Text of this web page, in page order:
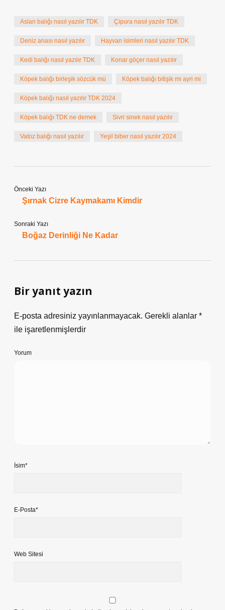
Aslan balığı nasıl yazılır TDK Çipura nasıl yazılır TDK
Deniz anası nasıl yazılır Hayvan isimleri nasıl yazılır TDK
Kedi balığı nasıl yazılır TDK Konar göçer nasıl yazılır
Köpek balığı birleşik sözcük mü Köpek balığı bitişik mi ayri mi
Köpek balığı nasıl yazılır TDK 2024
Köpek balığı TDK ne demek Sivri sinek nasıl yazılır
Vatoz balığı nasıl yazılır Yeşil biber nasıl yazılır 2024
Önceki Yazı
Şırnak Cizre Kaymakamı Kimdir
Sonraki Yazı
Boğaz Derinliği Ne Kadar
Bir yanıt yazın
E-posta adresiniz yayınlanmayacak. Gerekli alanlar *
ile işaretlenmişlerdir
Yorum
İsim*
E-Posta*
Web Sitesi